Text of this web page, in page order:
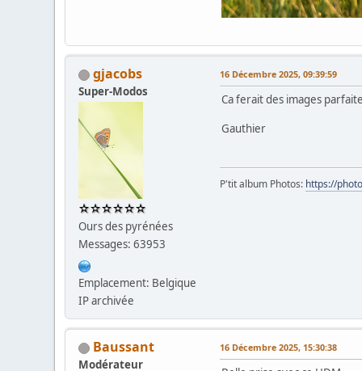
gjacobs
Super-Modos
Ours des pyrénées
Messages: 63953
Emplacement: Belgique
IP archivée
16 Décembre 2025, 09:39:59
Ca ferait des images
Gauthier
P'tit album Photos: https://
Baussant
Modérateur
16 Décembre 2025, 15:30:38